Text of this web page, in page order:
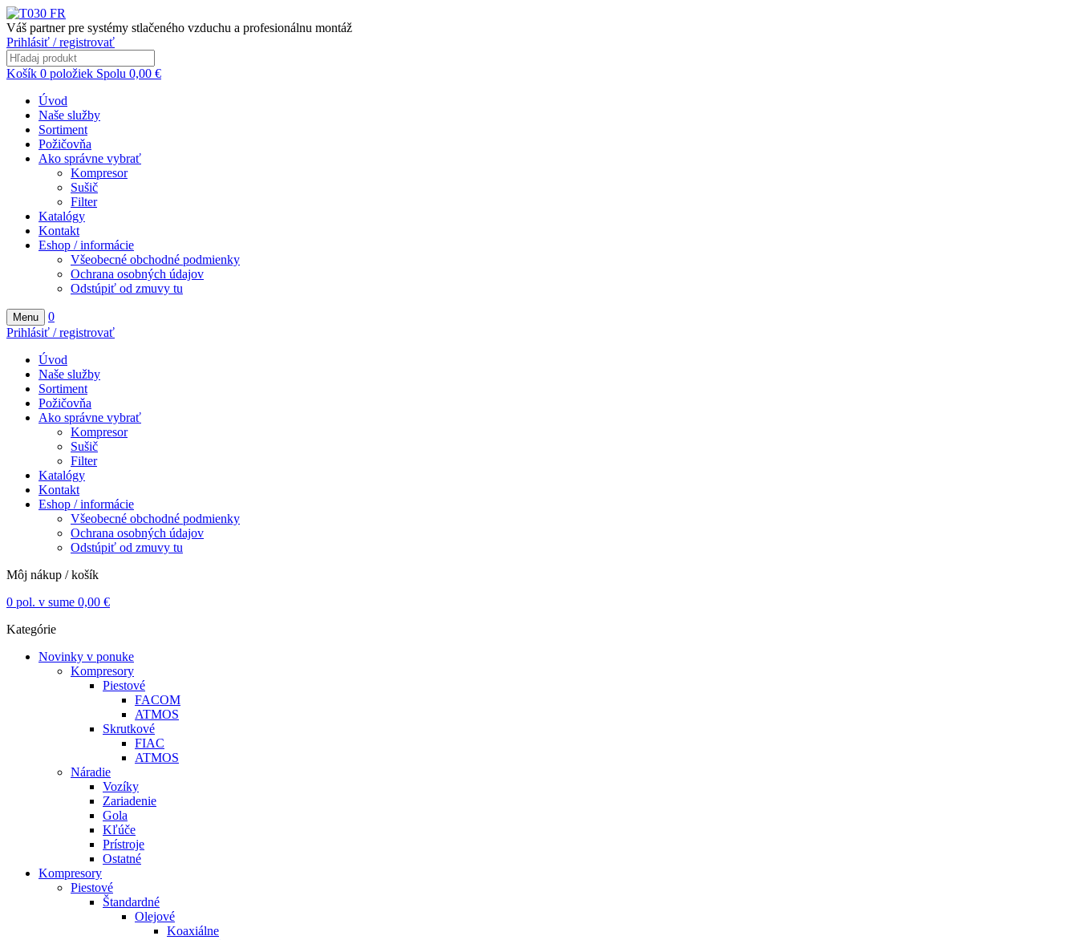
Váš partner pre systémy stlačeného vzduchu a profesionálnu montáž
Prihlásiť / registrovať
Košík 0 položiek Spolu 0,00 €
Úvod
Naše služby
Sortiment
Požičovňa
Ako správne vybrať
Kompresor
Sušič
Filter
Katalógy
Kontakt
Eshop / informácie
Všeobecné obchodné podmienky
Ochrana osobných údajov
Odstúpiť od zmuvy tu
Menu
0
Prihlásiť / registrovať
Úvod
Naše služby
Sortiment
Požičovňa
Ako správne vybrať
Kompresor
Sušič
Filter
Katalógy
Kontakt
Eshop / informácie
Všeobecné obchodné podmienky
Ochrana osobných údajov
Odstúpiť od zmuvy tu
Môj nákup / košík
0 pol. v sume 0,00 €
Kategórie
Novinky v ponuke
Kompresory
Piestové
FACOM
ATMOS
Skrutkové
FIAC
ATMOS
Náradie
Vozíky
Zariadenie
Gola
Kľúče
Prístroje
Ostatné
Kompresory
Piestové
Štandardné
Olejové
Koaxiálne